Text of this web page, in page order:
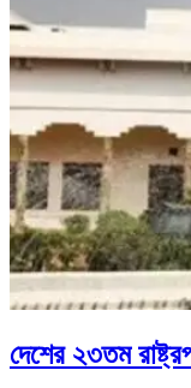
দেশের ২৩তম